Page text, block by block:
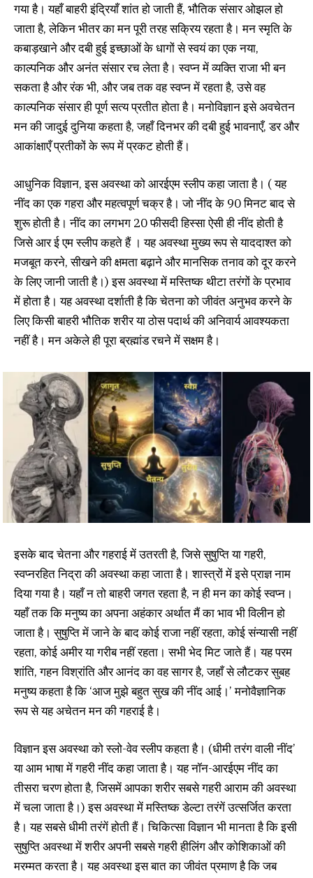
गया है। यहाँ बाहरी इंद्रियाँ शांत हो जाती हैं, भौतिक संसार ओझल हो
जाता है, लेकिन भीतर का मन पूरी तरह सक्रिय रहता है। मन स्मृति के
कबाड़खाने और दबी हुई इच्छाओं के धागों से स्वयं का एक नया,
काल्पनिक और अनंत संसार रच लेता है। स्वप्न में व्यक्ति राजा भी बन
सकता है और रंक भी, और जब तक वह स्वप्न में रहता है, उसे वह
काल्पनिक संसार ही पूर्ण सत्य प्रतीत होता है। मनोविज्ञान इसे अवचेतन
मन की जादुई दुनिया कहता है, जहाँ दिनभर की दबी हुई भावनाएँ, डर और
आकांक्षाएँ प्रतीकों के रूप में प्रकट होती हैं।
आधुनिक विज्ञान, इस अवस्था को आरईएम स्लीप कहा जाता है। ( यह
नींद का एक गहरा और महत्वपूर्ण चक्र है। जो नींद के 90 मिनट बाद से
शुरू होती है। नींद का लगभग 20 फीसदी हिस्सा ऐसी ही नींद होती है
जिसे आर ई एम स्लीप कहते हैं । यह अवस्था मुख्य रूप से याददाश्त को
मजबूत करने, सीखने की क्षमता बढ़ाने और मानसिक तनाव को दूर करने
के लिए जानी जाती है।) इस अवस्था में मस्तिष्क थीटा तरंगों के प्रभाव
में होता है। यह अवस्था दर्शाती है कि चेतना को जीवंत अनुभव करने के
लिए किसी बाहरी भौतिक शरीर या ठोस पदार्थ की अनिवार्य आवश्यकता
नहीं है। मन अकेले ही पूरा ब्रह्मांड रचने में सक्षम है।
इसके बाद चेतना और गहराई में उतरती है, जिसे सुषुप्ति या गहरी,
स्वप्नरहित निद्रा की अवस्था कहा जाता है। शास्त्रों में इसे प्राज्ञ नाम
दिया गया है। यहाँ न तो बाहरी जगत रहता है, न ही मन का कोई स्वप्न।
यहाँ तक कि मनुष्य का अपना अहंकार अर्थात मैं का भाव भी विलीन हो
जाता है। सुषुप्ति में जाने के बाद कोई राजा नहीं रहता, कोई संन्यासी नहीं
रहता, कोई अमीर या गरीब नहीं रहता। सभी भेद मिट जाते हैं। यह परम
शांति, गहन विश्रांति और आनंद का वह सागर है, जहाँ से लौटकर सुबह
मनुष्य कहता है कि ‘आज मुझे बहुत सुख की नींद आई।’ मनोवैज्ञानिक
रूप से यह अचेतन मन की गहराई है।
विज्ञान इस अवस्था को स्लो-वेव स्लीप कहता है। (धीमी तरंग वाली नींद’
या आम भाषा में गहरी नींद कहा जाता है। यह नॉन-आरईएम नींद का
तीसरा चरण होता है, जिसमें आपका शरीर सबसे गहरी आराम की अवस्था
में चला जाता है।) इस अवस्था में मस्तिष्क डेल्टा तरंगें उत्सर्जित करता
है। यह सबसे धीमी तरंगें होती हैं। चिकित्सा विज्ञान भी मानता है कि इसी
सुषुप्ति अवस्था में शरीर अपनी सबसे गहरी हीलिंग और कोशिकाओं की
मरम्मत करता है। यह अवस्था इस बात का जीवंत प्रमाण है कि जब